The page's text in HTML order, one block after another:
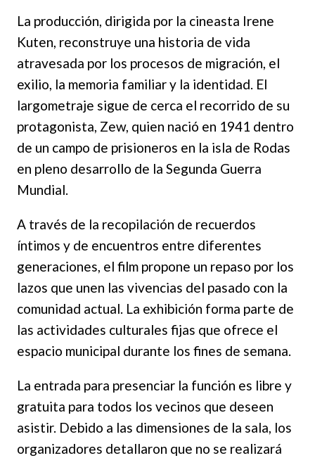
La producción, dirigida por la cineasta Irene
Kuten, reconstruye una historia de vida
atravesada por los procesos de migración, el
exilio, la memoria familiar y la identidad. El
largometraje sigue de cerca el recorrido de su
protagonista, Zew, quien nació en 1941 dentro
de un campo de prisioneros en la isla de Rodas
en pleno desarrollo de la Segunda Guerra
Mundial.
A través de la recopilación de recuerdos
íntimos y de encuentros entre diferentes
generaciones, el film propone un repaso por los
lazos que unen las vivencias del pasado con la
comunidad actual. La exhibición forma parte de
las actividades culturales fijas que ofrece el
espacio municipal durante los fines de semana.
La entrada para presenciar la función es libre y
gratuita para todos los vecinos que deseen
asistir. Debido a las dimensiones de la sala, los
organizadores detallaron que no se realizará